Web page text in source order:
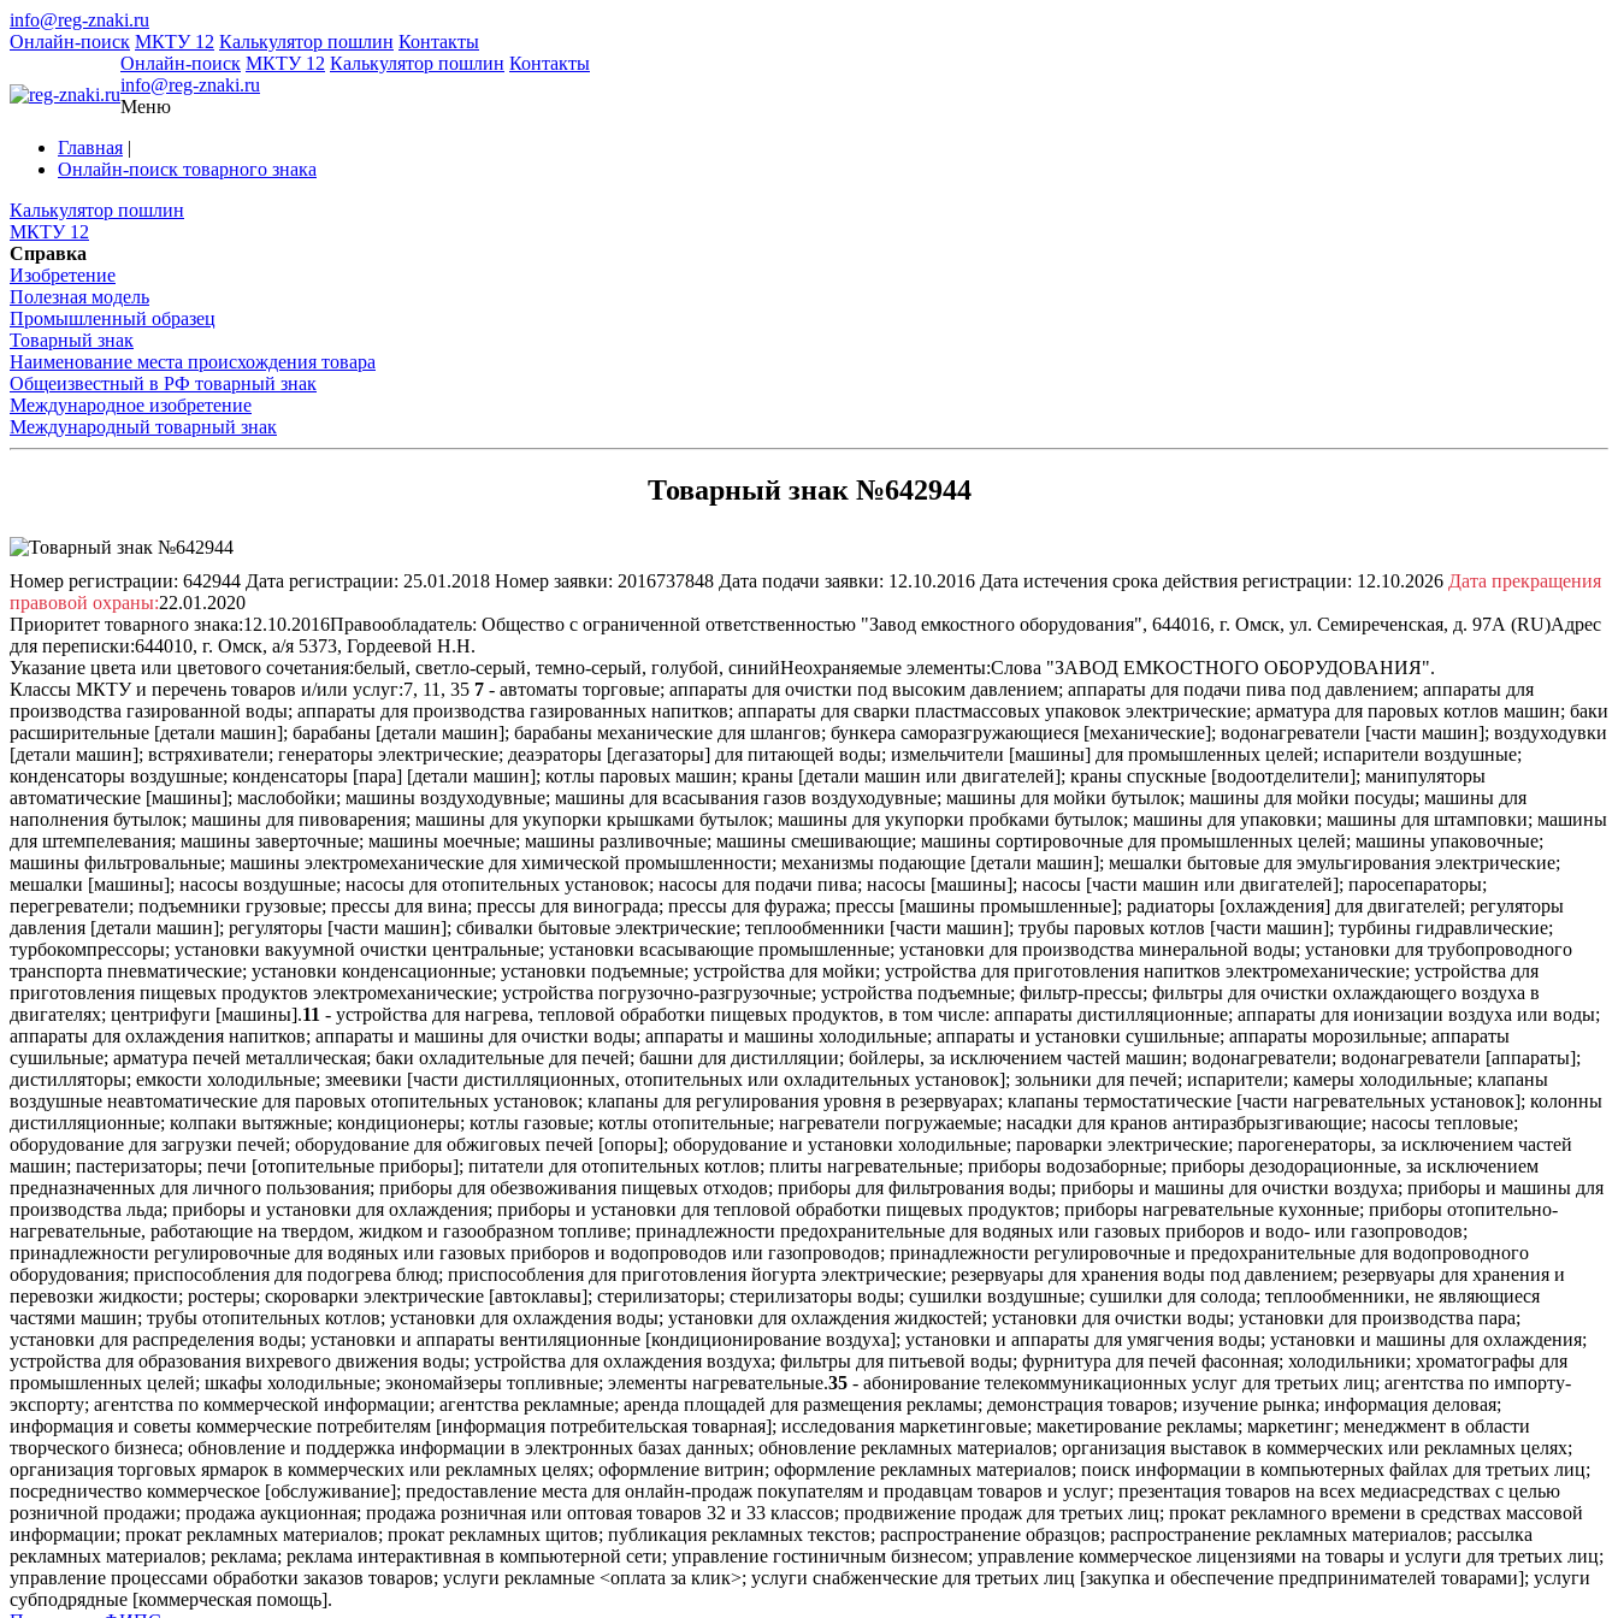
info@reg-znaki.ru
Онлайн-поиск МКТУ 12 Калькулятор пошлин Контакты
Онлайн-поиск МКТУ 12 Калькулятор пошлин Контакты
info@reg-znaki.ru
Меню
Главная |
Онлайн-поиск товарного знака
Калькулятор пошлин
МКТУ 12
Справка
Изобретение
Полезная модель
Промышленный образец
Товарный знак
Наименование места происхождения товара
Общеизвестный в РФ товарный знак
Международное изобретение
Международный товарный знак
Товарный знак №642944
Номер регистрации: 642944 Дата регистрации: 25.01.2018 Номер заявки: 2016737848 Дата подачи заявки: 12.10.2016 Дата истечения срока действия регистрации: 12.10.2026 Дата прекращения
правовой охраны:22.01.2020
Приоритет товарного знака:12.10.2016Правообладатель: Общество с ограниченной ответственностью "Завод емкостного оборудования", 644016, г. Омск, ул. Семиреченская, д. 97А (RU)Адрес
для переписки:644010, г. Омск, а/я 5373, Гордеевой Н.Н.
Указание цвета или цветового сочетания:белый, светло-серый, темно-серый, голубой, синийНеохраняемые элементы:Слова "ЗАВОД ЕМКОСТНОГО ОБОРУДОВАНИЯ".
Классы МКТУ и перечень товаров и/или услуг:7, 11, 35 7 - автоматы торговые; аппараты для очистки под высоким давлением; аппараты для подачи пива под давлением; аппараты для
производства газированной воды; аппараты для производства газированных напитков; аппараты для сварки пластмассовых упаковок электрические; арматура для паровых котлов машин; баки
расширительные [детали машин]; барабаны [детали машин]; барабаны механические для шлангов; бункера саморазгружающиеся [механические]; водонагреватели [части машин]; воздуходувки
[детали машин]; встряхиватели; генераторы электрические; деаэраторы [дегазаторы] для питающей воды; измельчители [машины] для промышленных целей; испарители воздушные;
конденсаторы воздушные; конденсаторы [пара] [детали машин]; котлы паровых машин; краны [детали машин или двигателей]; краны спускные [водоотделители]; манипуляторы
автоматические [машины]; маслобойки; машины воздуходувные; машины для всасывания газов воздуходувные; машины для мойки бутылок; машины для мойки посуды; машины для
наполнения бутылок; машины для пивоварения; машины для укупорки крышками бутылок; машины для укупорки пробками бутылок; машины для упаковки; машины для штамповки; машины
для штемпелевания; машины заверточные; машины моечные; машины разливочные; машины смешивающие; машины сортировочные для промышленных целей; машины упаковочные;
машины фильтровальные; машины электромеханические для химической промышленности; механизмы подающие [детали машин]; мешалки бытовые для эмульгирования электрические;
мешалки [машины]; насосы воздушные; насосы для отопительных установок; насосы для подачи пива; насосы [машины]; насосы [части машин или двигателей]; паросепараторы;
перегреватели; подъемники грузовые; прессы для вина; прессы для винограда; прессы для фуража; прессы [машины промышленные]; радиаторы [охлаждения] для двигателей; регуляторы
давления [детали машин]; регуляторы [части машин]; сбивалки бытовые электрические; теплообменники [части машин]; трубы паровых котлов [части машин]; турбины гидравлические;
турбокомпрессоры; установки вакуумной очистки центральные; установки всасывающие промышленные; установки для производства минеральной воды; установки для трубопроводного
транспорта пневматические; установки конденсационные; установки подъемные; устройства для мойки; устройства для приготовления напитков электромеханические; устройства для
приготовления пищевых продуктов электромеханические; устройства погрузочно-разгрузочные; устройства подъемные; фильтр-прессы; фильтры для очистки охлаждающего воздуха в
двигателях; центрифуги [машины].11 - устройства для нагрева, тепловой обработки пищевых продуктов, в том числе: аппараты дистилляционные; аппараты для ионизации воздуха или воды;
аппараты для охлаждения напитков; аппараты и машины для очистки воды; аппараты и машины холодильные; аппараты и установки сушильные; аппараты морозильные; аппараты
сушильные; арматура печей металлическая; баки охладительные для печей; башни для дистилляции; бойлеры, за исключением частей машин; водонагреватели; водонагреватели [аппараты];
дистилляторы; емкости холодильные; змеевики [части дистилляционных, отопительных или охладительных установок]; зольники для печей; испарители; камеры холодильные; клапаны
воздушные неавтоматические для паровых отопительных установок; клапаны для регулирования уровня в резервуарах; клапаны термостатические [части нагревательных установок]; колонны
дистилляционные; колпаки вытяжные; кондиционеры; котлы газовые; котлы отопительные; нагреватели погружаемые; насадки для кранов антиразбрызгивающие; насосы тепловые;
оборудование для загрузки печей; оборудование для обжиговых печей [опоры]; оборудование и установки холодильные; пароварки электрические; парогенераторы, за исключением частей
машин; пастеризаторы; печи [отопительные приборы]; питатели для отопительных котлов; плиты нагревательные; приборы водозаборные; приборы дезодорационные, за исключением
предназначенных для личного пользования; приборы для обезвоживания пищевых отходов; приборы для фильтрования воды; приборы и машины для очистки воздуха; приборы и машины для
производства льда; приборы и установки для охлаждения; приборы и установки для тепловой обработки пищевых продуктов; приборы нагревательные кухонные; приборы отопительно-
нагревательные, работающие на твердом, жидком и газообразном топливе; принадлежности предохранительные для водяных или газовых приборов и водо- или газопроводов;
принадлежности регулировочные для водяных или газовых приборов и водопроводов или газопроводов; принадлежности регулировочные и предохранительные для водопроводного
оборудования; приспособления для подогрева блюд; приспособления для приготовления йогурта электрические; резервуары для хранения воды под давлением; резервуары для хранения и
перевозки жидкости; ростеры; скороварки электрические [автоклавы]; стерилизаторы; стерилизаторы воды; сушилки воздушные; сушилки для солода; теплообменники, не являющиеся
частями машин; трубы отопительных котлов; установки для охлаждения воды; установки для охлаждения жидкостей; установки для очистки воды; установки для производства пара;
установки для распределения воды; установки и аппараты вентиляционные [кондиционирование воздуха]; установки и аппараты для умягчения воды; установки и машины для охлаждения;
устройства для образования вихревого движения воды; устройства для охлаждения воздуха; фильтры для питьевой воды; фурнитура для печей фасонная; холодильники; хроматографы для
промышленных целей; шкафы холодильные; экономайзеры топливные; элементы нагревательные.35 - абонирование телекоммуникационных услуг для третьих лиц; агентства по импорту-
экспорту; агентства по коммерческой информации; агентства рекламные; аренда площадей для размещения рекламы; демонстрация товаров; изучение рынка; информация деловая;
информация и советы коммерческие потребителям [информация потребительская товарная]; исследования маркетинговые; макетирование рекламы; маркетинг; менеджмент в области
творческого бизнеса; обновление и поддержка информации в электронных базах данных; обновление рекламных материалов; организация выставок в коммерческих или рекламных целях;
организация торговых ярмарок в коммерческих или рекламных целях; оформление витрин; оформление рекламных материалов; поиск информации в компьютерных файлах для третьих лиц;
посредничество коммерческое [обслуживание]; предоставление места для онлайн-продаж покупателям и продавцам товаров и услуг; презентация товаров на всех медиасредствах с целью
розничной продажи; продажа аукционная; продажа розничная или оптовая товаров 32 и 33 классов; продвижение продаж для третьих лиц; прокат рекламного времени в средствах массовой
информации; прокат рекламных материалов; прокат рекламных щитов; публикация рекламных текстов; распространение образцов; распространение рекламных материалов; рассылка
рекламных материалов; реклама; реклама интерактивная в компьютерной сети; управление гостиничным бизнесом; управление коммерческое лицензиями на товары и услуги для третьих лиц;
управление процессами обработки заказов товаров; услуги рекламные <оплата за клик>; услуги снабженческие для третьих лиц [закупка и обеспечение предпринимателей товарами]; услуги
субподрядные [коммерческая помощь].